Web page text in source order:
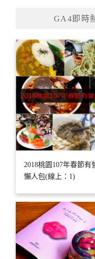
GA4即時
2018桃園107年春節
懶人包(線上：1)